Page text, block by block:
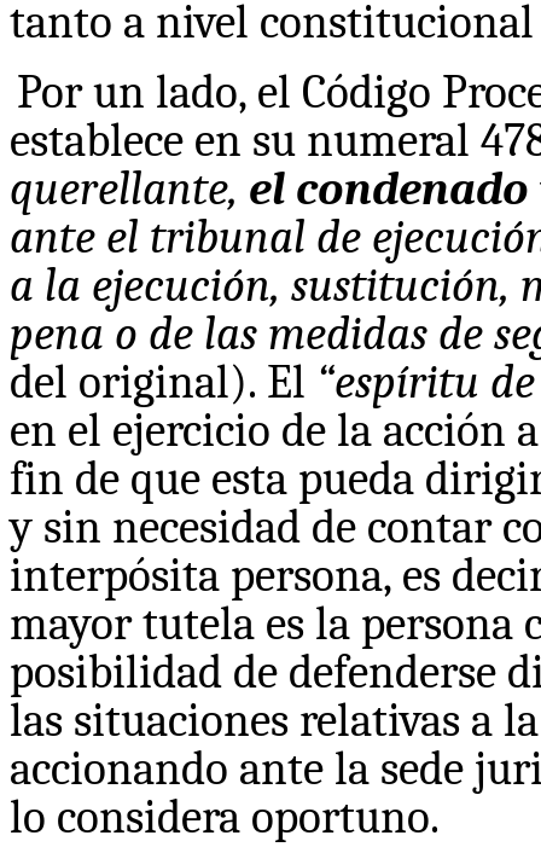
tanto a nivel constitucional
Por un lado, el Código
establece en su numeral
querellante, el condenado
ante el tribunal de
a la ejecución, sustitución,
pena o de las medidas de
del original). El “espíritu
en el ejercicio de la acción
fin de que esta pueda
y sin necesidad de contar
interpósita persona, es
mayor tutela es la persona
posibilidad de defenderse
las situaciones relativas a
accionando ante la sede
lo considera oportuno.